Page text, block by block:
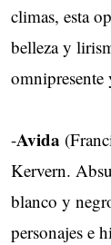
climas, esta
belleza y
omnipresente
-Avida
Kervern.
blanco y
personajes e